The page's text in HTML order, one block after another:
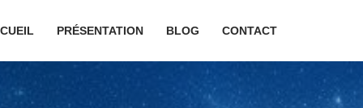
PRÉSENTATION BLOG CONTACT